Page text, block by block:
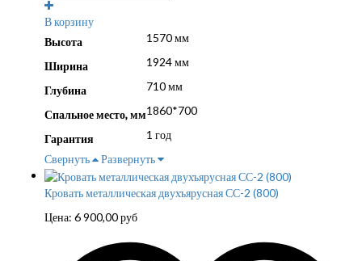
В корзину
Высота
1570 мм
Ширина 1924 мм
Глубина 710 мм
Спальное место, мм1860*700
Гарантия
1 год
Свернуть
Развернуть
Кровать металлическая двухъярусная СС-2 (800)
Цена: 6 900,00руб